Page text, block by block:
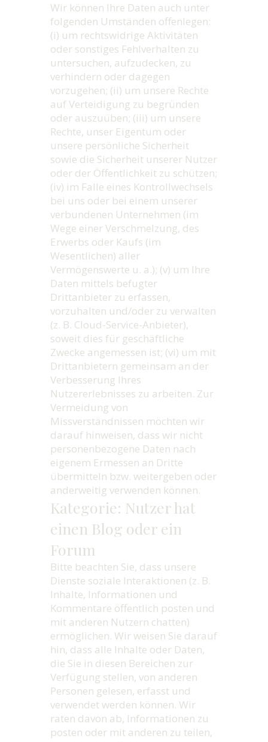
Wir können Ihre Daten auch unter
folgenden Umständen offenlegen:
(i) um rechtswidrige Aktivitäten
oder sonstiges Fehlverhalten zu
untersuchen, aufzudecken, zu
verhindern oder dagegen
vorzugehen; (ii) um unsere Rechte
auf Verteidigung zu begründen
oder auszuüben; (iii) um unsere
Rechte, unser Eigentum oder
unsere persönliche Sicherheit
sowie die Sicherheit unserer Nutzer
oder der Öffentlichkeit zu schützen;
(iv) im Falle eines Kontrollwechsels
bei uns oder bei einem unserer
verbundenen Unternehmen (im
Wege einer Verschmelzung, des
Erwerbs oder Kaufs (im
Wesentlichen) aller
Vermögenswerte u. a.); (v) um Ihre
Daten mittels befugter
Drittanbieter zu erfassen,
vorzuhalten und/oder zu verwalten
(z. B. Cloud-Service-Anbieter),
soweit dies für geschäftliche
Zwecke angemessen ist; (vi) um mit
Drittanbietern gemeinsam an der
Verbesserung Ihres
Nutzererlebnisses zu arbeiten. Zur
Vermeidung von
Missverständnissen möchten wir
darauf hinweisen, dass wir nicht
personenbezogene Daten nach
eigenem Ermessen an Dritte
übermitteln bzw. weitergeben oder
anderweitig verwenden können.
Kategorie: Nutzer hat
einen Blog oder ein
Forum
Bitte beachten Sie, dass unsere
Dienste soziale Interaktionen (z. B.
Inhalte, Informationen und
Kommentare öffentlich posten und
mit anderen Nutzern chatten)
ermöglichen. Wir weisen Sie darauf
hin, dass alle Inhalte oder Daten,
die Sie in diesen Bereichen zur
Verfügung stellen, von anderen
Personen gelesen, erfasst und
verwendet werden können. Wir
raten davon ab, Informationen zu
posten oder mit anderen zu teilen,